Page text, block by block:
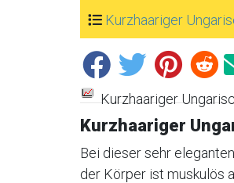
Kurzhaariger
Kurzhaariger
Kurzhaariger
Bei dieser sehr
der Körper ist muskulös